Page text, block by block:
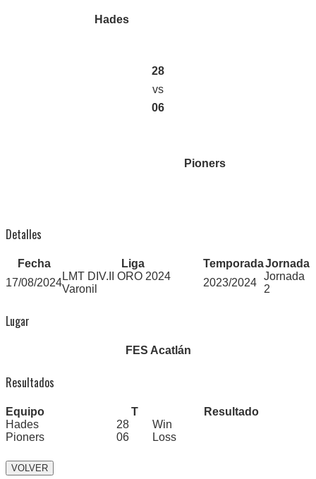
Hades
28
vs
06
Pioners
Detalles
Fecha Liga TemporadaJornada
17/08/2024
LMT DIV.II ORO 2024
Varonil
2023/2024
Jornada
2
Lugar
FES Acatlán
Resultados
Equipo T
Resultado
Hades
28
Win
Pioners
06 Loss